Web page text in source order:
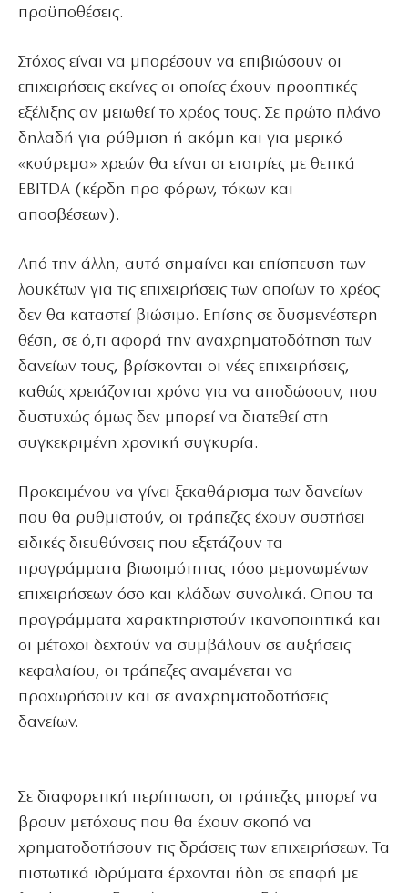
προϋποθέσεις.
Στόχος είναι να μπορέσουν να επιβιώσουν οι
επιχειρήσεις εκείνες οι οποίες έχουν προοπτικές
εξέλιξης αν μειωθεί το χρέος τους. Σε πρώτο πλάνο
δηλαδή για ρύθμιση ή ακόμη και για μερικό
«κούρεμα» χρεών θα είναι οι εταιρίες με θετικά
EBITDA (κέρδη προ φόρων, τόκων και
αποσβέσεων).
Από την άλλη, αυτό σημαίνει και επίσπευση των
λουκέτων για τις επιχειρήσεις των οποίων το χρέος
δεν θα καταστεί βιώσιμο. Επίσης σε δυσμενέστερη
θέση, σε ό,τι αφορά την αναχρηματοδότηση των
δανείων τους, βρίσκονται οι νέες επιχειρήσεις,
καθώς χρειάζονται χρόνο για να αποδώσουν, που
δυστυχώς όμως δεν μπορεί να διατεθεί στη
συγκεκριμένη χρονική συγκυρία.
Προκειμένου να γίνει ξεκαθάρισμα των δανείων
που θα ρυθμιστούν, οι τράπεζες έχουν συστήσει
ειδικές διευθύνσεις που εξετάζουν τα
προγράμματα βιωσιμότητας τόσο μεμονωμένων
επιχειρήσεων όσο και κλάδων συνολικά. Οπου τα
προγράμματα χαρακτηριστούν ικανοποιητικά και
οι μέτοχοι δεχτούν να συμβάλουν σε αυξήσεις
κεφαλαίου, οι τράπεζες αναμένεται να
προχωρήσουν και σε αναχρηματοδοτήσεις
δανείων.
Σε διαφορετική περίπτωση, οι τράπεζες μπορεί να
βρουν μετόχους που θα έχουν σκοπό να
χρηματοδοτήσουν τις δράσεις των επιχειρήσεων. Τα
πιστωτικά ιδρύματα έρχονται ήδη σε επαφή με